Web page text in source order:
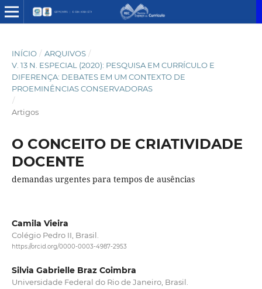
INÍCIO / ARQUIVOS /
V. 13 N. ESPECIAL (2020): PESQUISA EM CURRÍCULO E
DIFERENÇA: DEBATES EM UM CONTEXTO DE
PROEMINÊNCIAS CONSERVADORAS
/
Artigos
O CONCEITO DE CRIATIVIDADE
DOCENTE
demandas urgentes para tempos de ausências
Camila Vieira
Colégio Pedro II, Brasil.
https://orcid.org/0000-0003-4987-2953
Silvia Gabrielle Braz Coimbra
Universidade Federal do Rio de Janeiro, Brasil.